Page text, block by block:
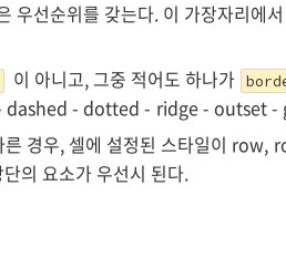
우선순위를 갖는다. 이 가장자리
이 아니고, 그중 적어도 하나가
- dotted - ridge - outset -
경우, 셀에 설정된 스타일이
의 요소가 우선시 된다.